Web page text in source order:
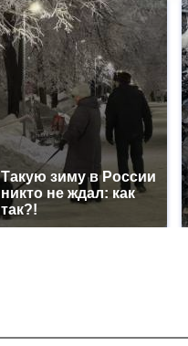
Такую зиму в России
никто не ждал: как
так?!